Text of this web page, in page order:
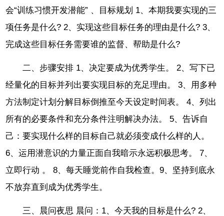
会“训练习惯开发潜能” 、目标规划 1、本期我要实现的三
项任务是什么? 2、实现这些目标任务的理由是什么? 3、
完成这些目标任务需要谁的监督、帮助是什么?
二、步骤安排 1、决定要成为优秀学生。 2、写下已
经量化的目标并列出要实现目标的充足理由。 3、用多种
方法制定计划分解目标倒推至今天设定时间表。 4、列出
所有的必要条件和充分条件注明解决办法。 5、告诉自
己：要实现什么样的目标自己就必须变成什么样的人。
6、运用潜意识的力量正面自我暗示永远积极思考。 7、
立即行动 。 8、每天睡觉前作自我检查。9、坚持到底永
不放弃直到成为优秀学生。
三、晨问夜思 晨问：1、今天我的目标是什么? 2、